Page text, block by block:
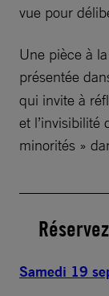
vue pour
Une pièce à
présentée
qui invite à
et l’invisibilité
minorités »
Samedi 19